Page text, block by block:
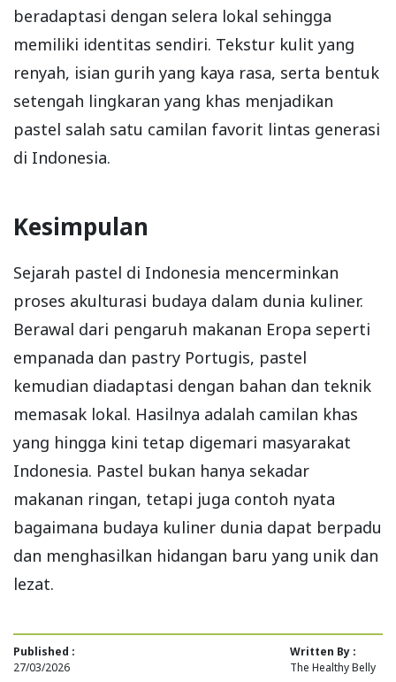
beradaptasi dengan selera lokal sehingga
memiliki identitas sendiri. Tekstur kulit yang
renyah, isian gurih yang kaya rasa, serta bentuk
setengah lingkaran yang khas menjadikan
pastel salah satu camilan favorit lintas generasi
di Indonesia.
Kesimpulan
Sejarah pastel di Indonesia mencerminkan
proses akulturasi budaya dalam dunia kuliner.
Berawal dari pengaruh makanan Eropa seperti
empanada dan pastry Portugis, pastel
kemudian diadaptasi dengan bahan dan teknik
memasak lokal. Hasilnya adalah camilan khas
yang hingga kini tetap digemari masyarakat
Indonesia. Pastel bukan hanya sekadar
makanan ringan, tetapi juga contoh nyata
bagaimana budaya kuliner dunia dapat berpadu
dan menghasilkan hidangan baru yang unik dan
lezat.
Published :
27/03/2026
Written By :
The Healthy Belly